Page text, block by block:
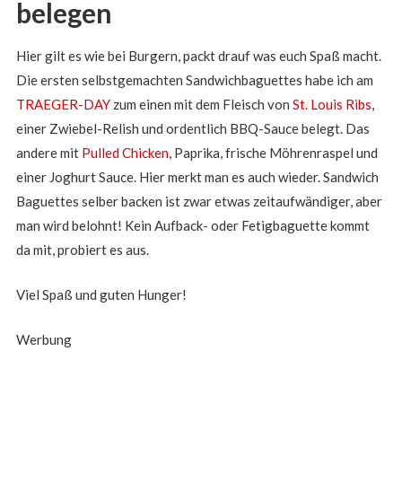
belegen
Hier gilt es wie bei Burgern, packt drauf was euch Spaß macht.
Die ersten selbstgemachten Sandwichbaguettes habe ich am
TRAEGER-DAYzum einen mit dem Fleisch von St. Louis Ribs,
einer Zwiebel-Relish und ordentlich BBQ-Sauce belegt. Das
andere mit Pulled Chicken, Paprika, frische Möhrenraspel und
einer Joghurt Sauce. Hier merkt man es auch wieder. Sandwich
Baguettes selber backen ist zwar etwas zeitaufwändiger, aber
man wird belohnt! Kein Aufback- oder Fetigbaguette kommt
da mit, probiert es aus.
Viel Spaß und guten Hunger!
Werbung